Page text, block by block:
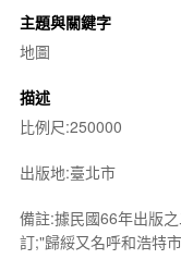
主題與關鍵字
地圖
描述
比例尺:250000
出版地:臺北市
備註:據民國66年出版
訂;"歸綏又名呼和浩特